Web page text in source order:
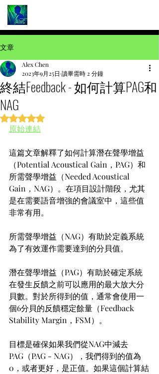
文章
終結Feedback - 如何計算PAG和
NAG
Alex Chen
2023年9月25日 讀畢需時 2 分鐘
評等為 NaN（最高為 5 顆星）。
原始連結
這篇文章解釋了如何計算潛在聲學增益
（Potential Acoustical Gain，PAG）和
所需聲學增益（Needed Acoustical
Gain，NAG）。在項目設計階段，尤其
是在需要語音增強的會議室中，這些值
非常有用。
所需聲學增益（NAG）有助於定義系統
為了有效運作需要達到的分貝值。
潛在聲學增益（PAG）有助於確定系統
在發生反饋之前可以應用的最大放大分
貝數。對於所得到的值，通常會使用一
個6分貝的反饋穩定餘量（Feedback
Stability Margin，FSM）。
目標是確保如果我們從NAG中減去
PAG（PAG - NAG），我們得到的值為
0，或者更好，是正值。如果這個計算結